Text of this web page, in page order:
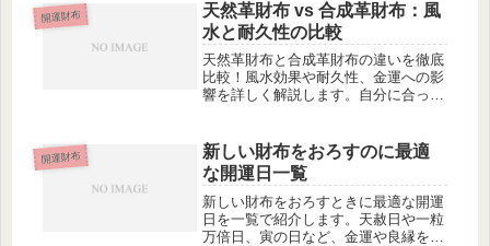
開運財布
天然革財布 vs 合成革財布：風
水と耐久性の比較
天然革財布と合成革財布の違いを徹底
比較！風水効果や耐久性、金運への影
響を詳しく解説します。自分に合った
開運財布
新しい財布をおろすのに最適
な開運日一覧
新しい財布をおろすときに最適な開運
日を一覧で紹介します。天赦日や一粒
万倍日、寅の日など、金運や良縁を引